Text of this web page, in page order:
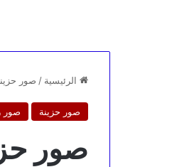
الرئيسية / صور
صور حزينة صور
صور